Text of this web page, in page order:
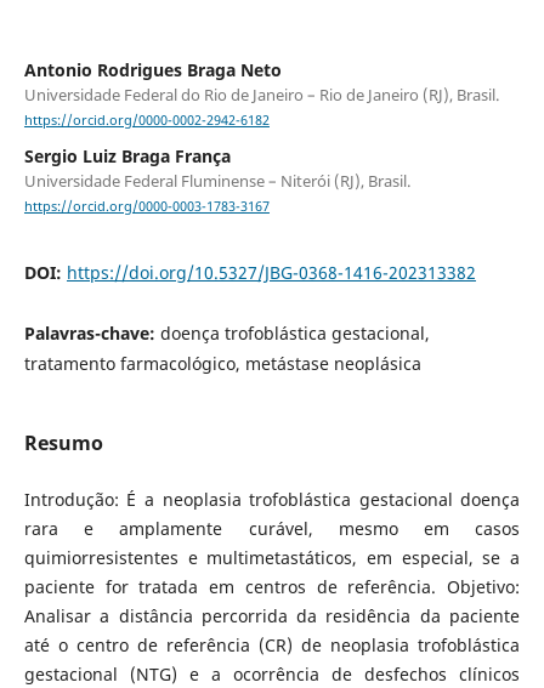
Antonio Rodrigues Braga Neto
Universidade Federal do Rio de Janeiro – Rio de Janeiro (RJ), Brasil.
https://orcid.org/0000-0002-2942-6182
Sergio Luiz Braga França
Universidade Federal Fluminense – Niterói (RJ), Brasil.
https://orcid.org/0000-0003-1783-3167
DOI: https://doi.org/10.5327/JBG-0368-1416-202313382
Palavras-chave: doença trofoblástica gestacional,
tratamento farmacológico, metástase neoplásica
Resumo
Introdução: É a neoplasia trofoblástica gestacional doença
rara e amplamente curável, mesmo em casos
quimiorresistentes e multimetastáticos, em especial, se a
paciente for tratada em centros de referência. Objetivo:
Analisar a distância percorrida da residência da paciente
até o centro de referência (CR) de neoplasia trofoblástica
gestacional (NTG) e a ocorrência de desfechos clínicos